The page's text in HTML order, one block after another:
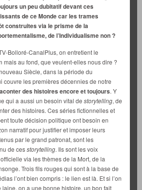
un peu dubitatif devant ces
de ce Monde car les trames
construites via le prisme de la
de l’Individualisme non ?
Bolloré-CanalPlus, on entretient le
mais au fond, que veulent-elles nous dire ?
Siècle, dans la période du
couvre les premières décennies de notre
des histoires encore et toujours. Y
qui a aussi un besoin vital de storytelling, de
des histoires. Ces séries fictionnelles et
toute décision politique ont besoin en
narratif pour justifier et imposer leurs
par le grand patronat, sont les
de cesstorytelling. Ils sont les voix
via les thèmes de la Mort, de la
Trois fils rouges qui sont à la base de
l’ont bien compris : le lien est là. Et si l’on
on a une bonne histoire, un bon fait